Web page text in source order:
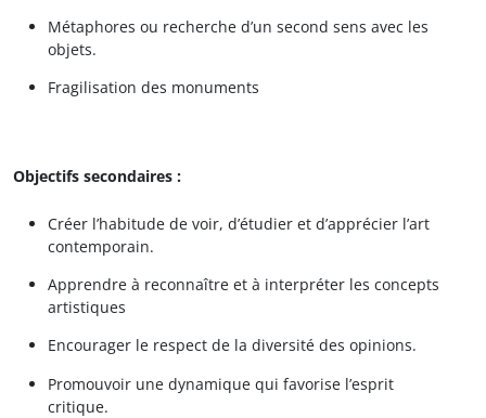
Métaphores ou recherche d’un second sens avec les
objets.
Fragilisation des monuments
Objectifs secondaires :
Créer l’habitude de voir, d’étudier et d’apprécier l’art
contemporain.
Apprendre à reconnaître et à interpréter les concepts
artistiques
Encourager le respect de la diversité des opinions.
Promouvoir une dynamique qui favorise l’esprit
critique.